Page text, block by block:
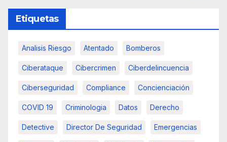
Etiquetas
Analisis Riesgo Atentado Bomberos
Ciberataque Cibercrimen Ciberdelincuencia
Ciberseguridad Compliance Concienciación
COVID 19 Criminologia Datos Derecho
Detective Director De Seguridad Emergencias